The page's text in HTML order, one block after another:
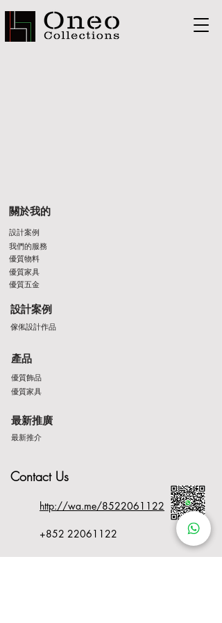
關於我的
設計案例
設計案例
我們的服務
傢俬設計作品
優質家具
優質物料
優質五金
產品
優質家具
優質飾品
最新推介
最新推廣
Contact Us
http://wa.me/8522061122
+852 22061122